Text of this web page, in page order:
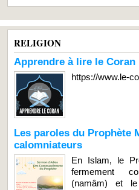
RELIGION
Apprendre à lire le Coran
https://www.le-
Les paroles du Prophète
calomniateurs
En Islam, le
fermement
(namâm) et